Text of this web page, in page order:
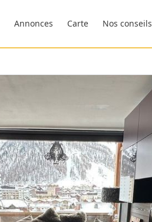
Annonces Carte Nos conseils